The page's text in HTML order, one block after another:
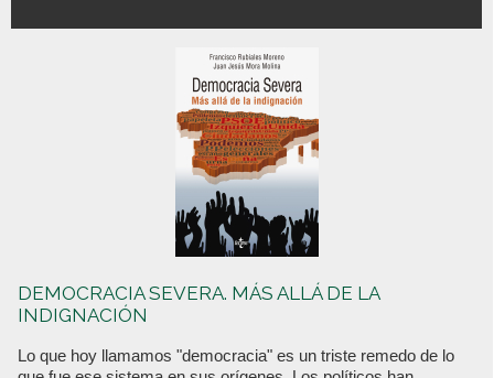
DEMOCRACIA SEVERA. MÁS ALLÁ DE LA
INDIGNACIÓN
Lo que hoy llamamos "democracia" es un triste remedo de lo